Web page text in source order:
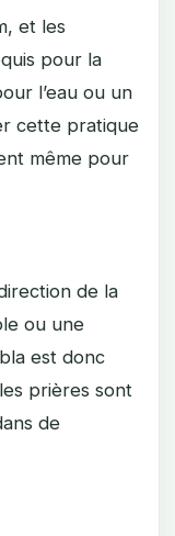
et les
pour la
l’eau ou un
cette pratique
même pour
de la
ou une
est donc
prières sont
de